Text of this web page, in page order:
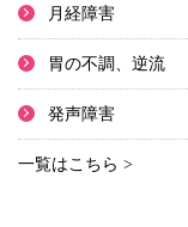
月経障害
胃の不調、逆流
発声障害
一覧はこちら >